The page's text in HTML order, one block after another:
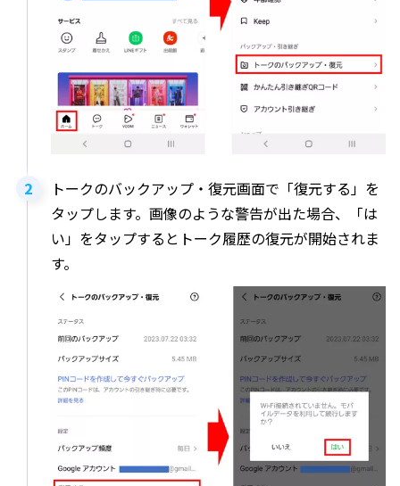
トークのバックアップ・復元画面で「復元する」を
タップします。画像のような警告が出た場合、「は
い」をタップするとトーク履歴の復元が開始されま
す。